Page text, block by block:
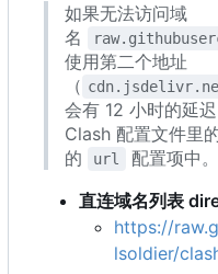
如果无法访问域
名
使用第二个地址
（
会有 12 小时的延
Clash 配置文件里
的
url
配置项中。
直连域名列表
https://
lsoldier/